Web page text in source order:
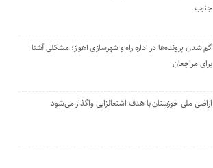
جنوب
گم شدن پرونده‌ها در اداره راه و شهرسازی اهواز؛ مشکلی آشنا
برای مراجعان
اراضی ملی خوزستان با هدف اشتغالزایی واگذار می‌شود